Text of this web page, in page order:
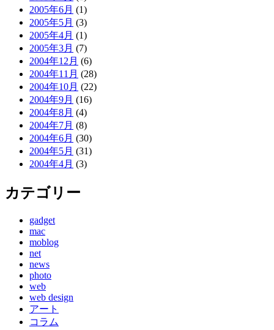
2005年6月 (1)
2005年5月 (3)
2005年4月 (1)
2005年3月 (7)
2004年12月 (6)
2004年11月 (28)
2004年10月 (22)
2004年9月 (16)
2004年8月 (4)
2004年7月 (8)
2004年6月 (30)
2004年5月 (31)
2004年4月 (3)
カテゴリー
gadget
mac
moblog
net
news
photo
web
web design
アート
コラム